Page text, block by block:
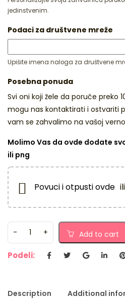
jedinstvenim.
Podaci za društvene mreže
Upišite imena naloga za društvene
Posebna ponuda
Svi oni koji žele da poruče preko
mogu nas kontaktirati i ostvariti
vam se zahvalimo na vašoj
Molimo Vas da ovde dodate
ili png
Povuci i otpusti ovde ili
Add to cart
Podeli:
Description Additional